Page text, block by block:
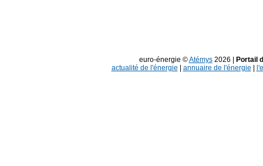
euro-énergie ©Atémys2026 |
Portail
actualité de l'énergie
annuaire de l'énergie